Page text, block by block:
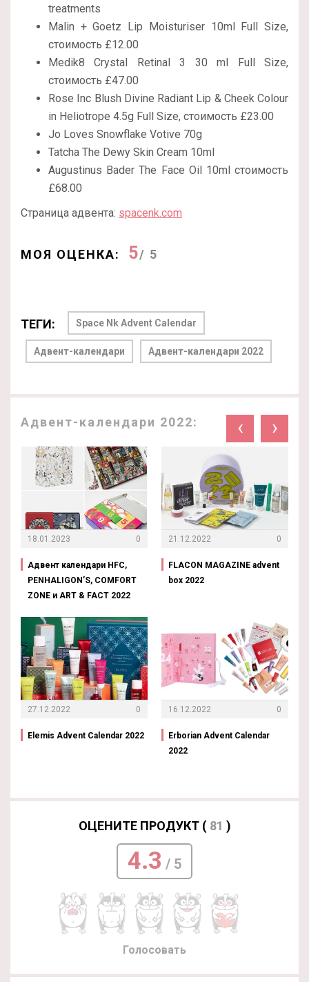
treatments
Malin + Goetz Lip Moisturiser 10ml Full Size,
стоимость £12.00
Medik8 Crystal Retinal 3 30 ml Full Size,
стоимость £47.00
Rose Inc Blush Divine Radiant Lip & Cheek Colour
in Heliotrope 4.5g Full Size, стоимость £23.00
Jo Loves Snowflake Votive 70g
Tatcha The Dewy Skin Cream 10ml
Augustinus Bader The Face Oil 10ml стоимость
£68.00
Страница адвента: spacenk.com
МОЯ ОЦЕНКА: 5/ 5
ТЕГИ: Space Nk Advent Calendar
Адвент-календари Адвент-календари 2022
Адвент-календари 2022: ‹ ›
18.01.2023 0
Адвент календари HFC,
PENHALIGON’S, COMFORT
ZONE и ART & FACT 2022
27.12.2022 0
Elemis Advent Calendar 2022
21.12.2022 0
FLACON MAGAZINE advent
box 2022
16.12.2022 0
Erborian Advent Calendar
2022
ОЦЕНИТЕ ПРОДУКТ ( 81 )
4.3 / 5
Голосовать